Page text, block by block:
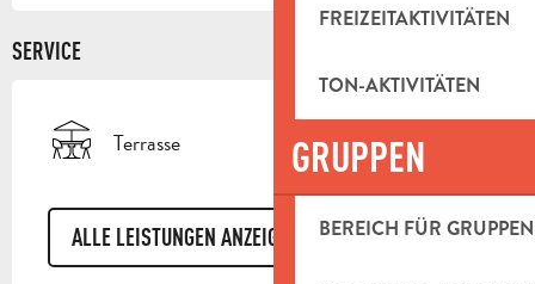
FREIZEITAKTIVITÄTEN
TON-AKTIVITÄTEN
GRUPPEN
BEREICH FÜR GRUPPEN
SERVICE
Terrasse
ALLE LEISTUNGEN ANZEIGEN